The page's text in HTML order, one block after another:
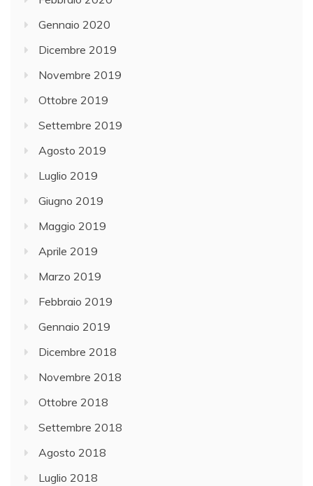
Gennaio 2020
Dicembre 2019
Novembre 2019
Ottobre 2019
Settembre 2019
Agosto 2019
Luglio 2019
Giugno 2019
Maggio 2019
Aprile 2019
Marzo 2019
Febbraio 2019
Gennaio 2019
Dicembre 2018
Novembre 2018
Ottobre 2018
Settembre 2018
Agosto 2018
Luglio 2018